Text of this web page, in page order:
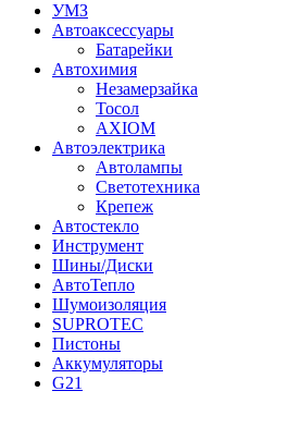
УМЗ
Автоаксессуары
Батарейки
Автохимия
Незамерзайка
Тосол
AXIOM
Автоэлектрика
Автолампы
Светотехника
Крепеж
Автостекло
Инструмент
Шины/Диски
АвтоТепло
Шумоизоляция
SUPROTEC
Пистоны
Аккумуляторы
G21